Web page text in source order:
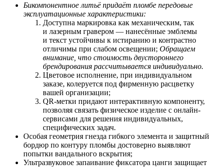
Бикомпонентное литьё придаёт пломбе передовые
эксплуатационные характеристики:
Доступна маркировка как механическим, так
и лазерным гравером — нанесённые эмблемы
и текст устойчивы к истиранию и контрастно
отличимы при слабом освещении; Обращаем
внимание, что стоимость двустороннего
брендирования рассчитывается индивидуально.
Цветовое исполнение, при индивидуальном
заказе, колеруется под фирменную расцветку
вашей организации;
QR-метки придают интерактивную компоненту,
позволяя связать физическое изделие с онлайн-
сервисами для решения индивидуальных,
специфических задач.
Особая геометрия гнезда гибкого элемента и защитный
бордюр по контуру пломбы достоверно выявляют
попытки вандального вскрытия;
Ультразвуковое запаивание фиксатора цанги защищает